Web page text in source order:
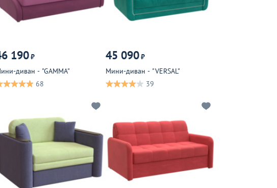
190₽
диван - "GAMMA"
68
45 090₽
Мини-диван - "VERSAL"
39